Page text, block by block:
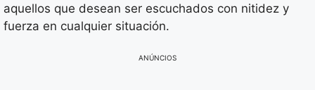
aquellos que desean ser escuchados con nitidez y
fuerza en cualquier situación.
ANÚNCIOS